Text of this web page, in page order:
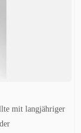
mit langjähriger